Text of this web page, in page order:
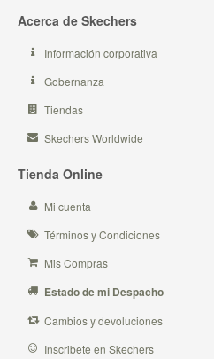
Acerca de Skechers
Información corporativa
Gobernanza
Tiendas
Skechers Worldwide
Tienda Online
Mi cuenta
Términos y Condiciones
Mis Compras
Estado de mi Despacho
Cambios y devoluciones
Inscribete en Skechers